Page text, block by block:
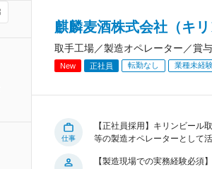
麒麟麦酒株式会社（キリ
取手工場／製造オペレーター／賞
New 正社員 転勤なし 業種未経
仕事
【正社員採用】キリンビール
等の製造オペレーターとして
【製造現場での実務経験必